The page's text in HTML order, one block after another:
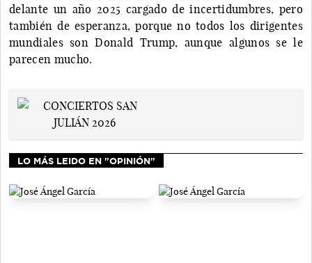
delante un año 2025 cargado de incertidumbres, pero
también de esperanza, porque no todos los dirigentes
mundiales son Donald Trump, aunque algunos se le
parecen mucho.
LO MÁS LEIDO EN "OPINIÓN"